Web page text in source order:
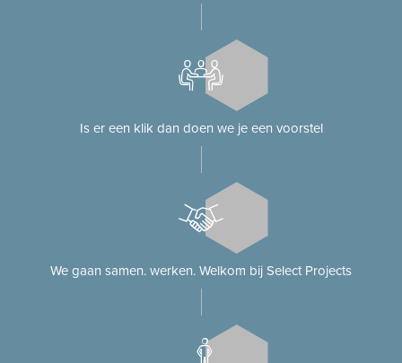
Is er een klik dan doen we je een voorstel
We gaan samen. werken. Welkom bij Select Projects